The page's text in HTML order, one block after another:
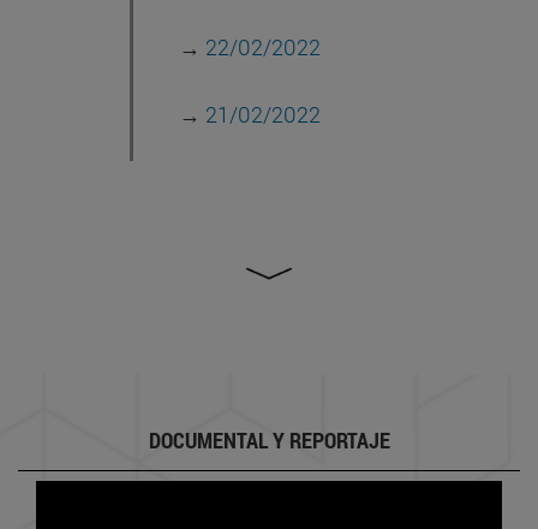
→ 22/02/2022
→ 21/02/2022
DOCUMENTAL Y REPORTAJE